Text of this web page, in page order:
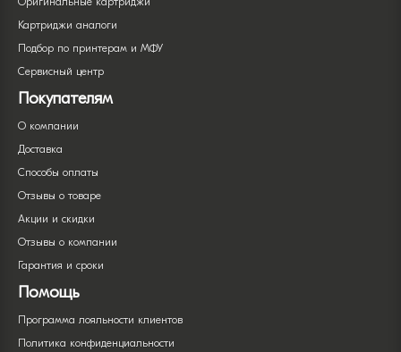
Картриджи аналоги
Подбор по принтерам и МФУ
Сервисный центр
Покупателям
О компании
Доставка
Способы оплаты
Отзывы о товаре
Акции и скидки
Отзывы о компании
Гарантия и сроки
Помощь
Программа лояльности клиентов
Политика конфиденциальности